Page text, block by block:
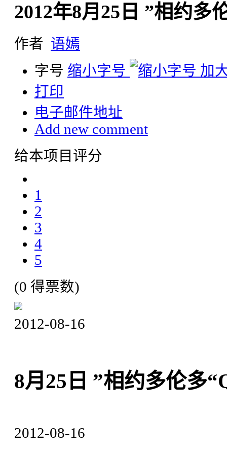
2012年8月25日 ”相约多
作者 语嫣
字号 缩小字号
加
打印
电子邮件地址
Add new comment
给本项目评分
1
2
3
4
5
(0 得票数)
2012-08-16
8月25日 ”相约多伦多
2012-08-16